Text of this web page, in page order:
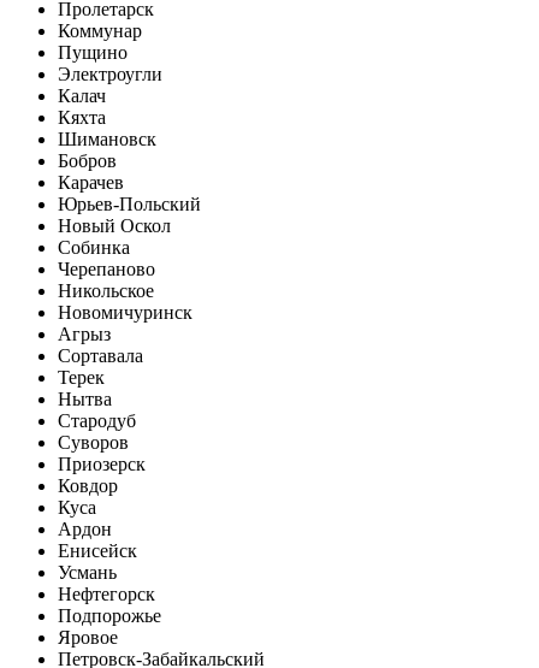
Пролетарск
Коммунар
Пущино
Электроугли
Калач
Кяхта
Шимановск
Бобров
Карачев
Юрьев-Польский
Новый Оскол
Собинка
Черепаново
Никольское
Новомичуринск
Агрыз
Сортавала
Терек
Нытва
Стародуб
Суворов
Приозерск
Ковдор
Куса
Ардон
Енисейск
Усмань
Нефтегорск
Подпорожье
Яровое
Петровск-Забайкальский